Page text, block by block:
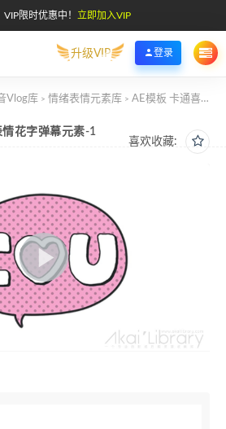
限时优惠中！ 立即加入VIP
升级VIP 登录
Vlog库 > 情绪表情元素库 > AE模板 卡通喜欢可爱表情花字弹幕元素-1
喜欢收藏:
花字弹幕元素-1